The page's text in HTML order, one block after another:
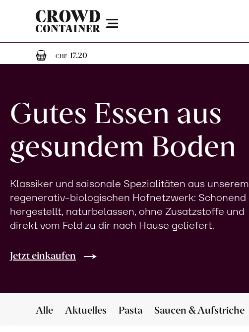
Menu
CHF 17.201 Artikel im Warenkorb
Gutes Essen aus
gesundem Boden
Klassiker und saisonale Spezialitäten aus unserem
regenerativ-biologischen Hofnetzwerk: Schonend
hergestellt, naturbelassen, ohne Zusatzstoffe und
direkt vom Feld zu dir nach Hause geliefert.
Jetzt einkaufen
Alle Aktuelles Pasta Saucen & Aufstriche